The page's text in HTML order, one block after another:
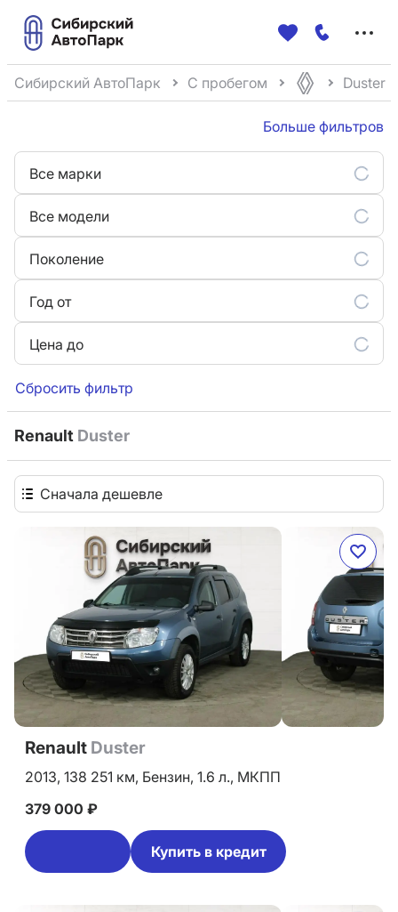
Сибирский АвтоПарк С пробегом Duster
Больше фильтров
Все марки
Все модели
Поколение
Год от
Цена до
Сбросить фильтр
Renault Duster
Сначала дешевле
Renault Duster
2013, 138 251 км, Бензин, 1.6 л., МКПП
379 000 ₽
Купить в кредит